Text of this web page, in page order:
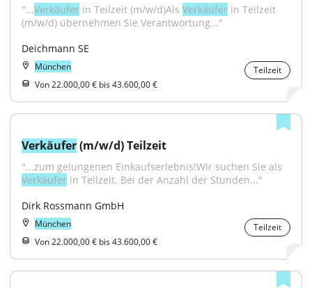
"...Verkäufer in Teilzeit (m/w/d)Als Verkäufer in Teilzeit
(m/w/d) übernehmen Sie Verantwortung..."
Deichmann SE
München
Teilzeit
Von 22.000,00 € bis 43.600,00 €
Verkäufer (m/w/d) Teilzeit
Verkäufer in Teilzeit. Bei der Anzahl der Stunden..."
Dirk Rossmann GmbH
München
Teilzeit
Von 22.000,00 € bis 43.600,00 €